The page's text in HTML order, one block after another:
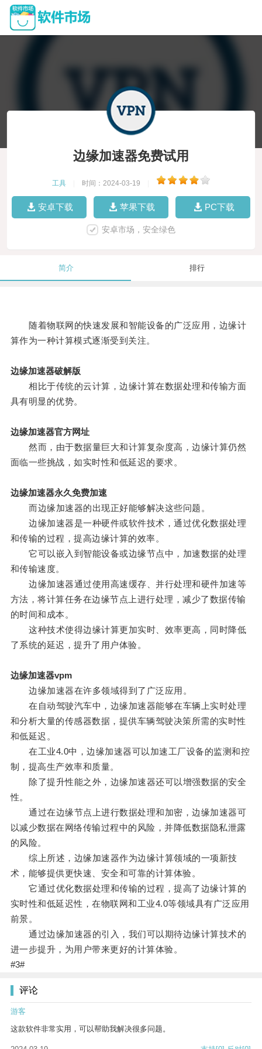
边缘加速器免费试用
工具 时间：2024-03-19
安卓下载 苹果下载 PC下载
安卓市场，安全绿色
简介 排行
随着物联网的快速发展和智能设备的广泛应用，边缘计
算作为一种计算模式逐渐受到关注。
边缘加速器破解版
相比于传统的云计算，边缘计算在数据处理和传输方面
具有明显的优势。
边缘加速器官方网址
然而，由于数据量巨大和计算复杂度高，边缘计算仍然
面临一些挑战，如实时性和低延迟的要求。
边缘加速器永久免费加速
而边缘加速器的出现正好能够解决这些问题。
边缘加速器是一种硬件或软件技术，通过优化数据处理
和传输的过程，提高边缘计算的效率。
它可以嵌入到智能设备或边缘节点中，加速数据的处理
和传输速度。
边缘加速器通过使用高速缓存、并行处理和硬件加速等
方法，将计算任务在边缘节点上进行处理，减少了数据传输
的时间和成本。
这种技术使得边缘计算更加实时、效率更高，同时降低
了系统的延迟，提升了用户体验。
边缘加速器vpm
边缘加速器在许多领域得到了广泛应用。
在自动驾驶汽车中，边缘加速器能够在车辆上实时处理
和分析大量的传感器数据，提供车辆驾驶决策所需的实时性
和低延迟。
在工业4.0中，边缘加速器可以加速工厂设备的监测和控
制，提高生产效率和质量。
除了提升性能之外，边缘加速器还可以增强数据的安全
性。
通过在边缘节点上进行数据处理和加密，边缘加速器可
以减少数据在网络传输过程中的风险，并降低数据隐私泄露
的风险。
综上所述，边缘加速器作为边缘计算领域的一项新技
术，能够提供更快速、安全和可靠的计算体验。
它通过优化数据处理和传输的过程，提高了边缘计算的
实时性和低延迟性，在物联网和工业4.0等领域具有广泛应用
前景。
通过边缘加速器的引入，我们可以期待边缘计算技术的
进一步提升，为用户带来更好的计算体验。
#3#
评论
游客
这款软件非常实用，可以帮助我解决很多问题。